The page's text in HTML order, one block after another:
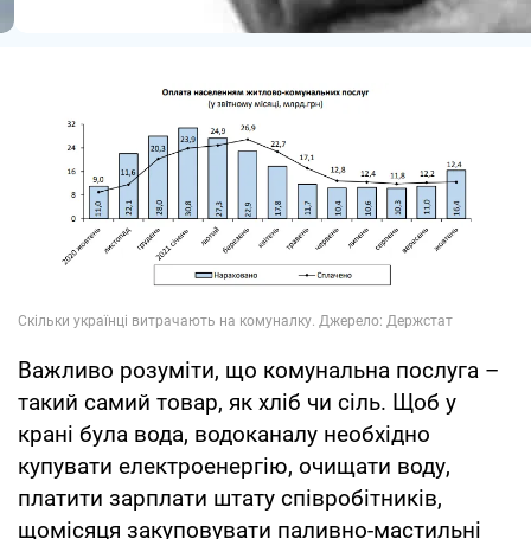
Важливо розуміти, що комунальна послуга –
такий самий товар, як хліб чи сіль. Щоб у
крані була вода, водоканалу необхідно
купувати електроенергію, очищати воду,
платити зарплати штату співробітників,
щомісяця закуповувати паливно-мастильні